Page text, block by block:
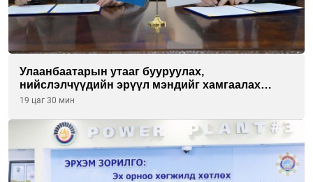
Улаанбаатарын утааг бууруулах,
нийслэлчүүдийн эрүүл мэндийг хамгаалах
төслийг “Чингис хаан баялгийн сан нэгдэл” ХХК-
19 цаг 30 мин